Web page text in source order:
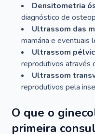
Densitometria
diagnóstico de
Ultrassom das
mamária e eventuais
Ultrassom
reprodutivos através
Ultrassom
reprodutivos pela
O que o
primeira